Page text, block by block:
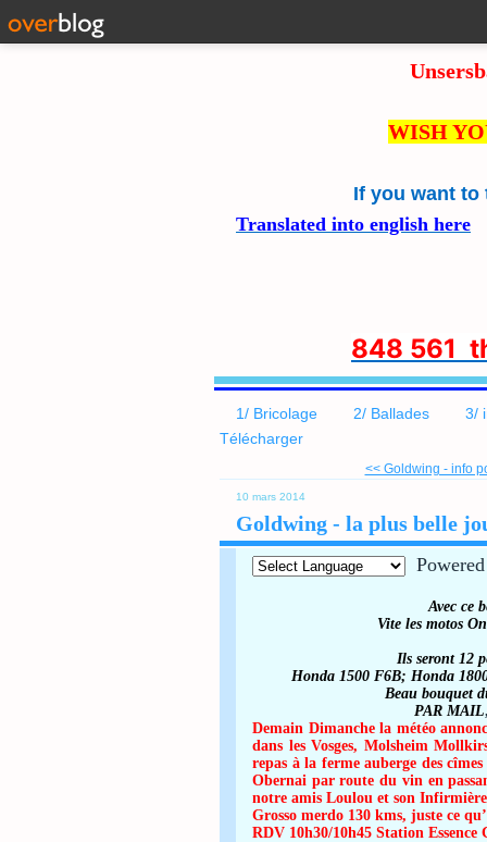
WISH
If you want to
Translated into english here
848 561
1/ Bricolage 2/ Ballades
3/
Télécharger
<< Goldwing - info
10 mars 2014
Goldwing - la plus belle
Avec ce
Vite les motos
Ils seront 12
Honda 1500 F6B; Honda
Beau bouquet
PAR MAIL
Demain Dimanche la météo
dans les Vosges, Molsheim
repas à la ferme auberge des
Obernai par route du vin en
notre amis Loulou et son
Grosso merdo 130 kms, juste ce
RDV 10h30/10h45 Station